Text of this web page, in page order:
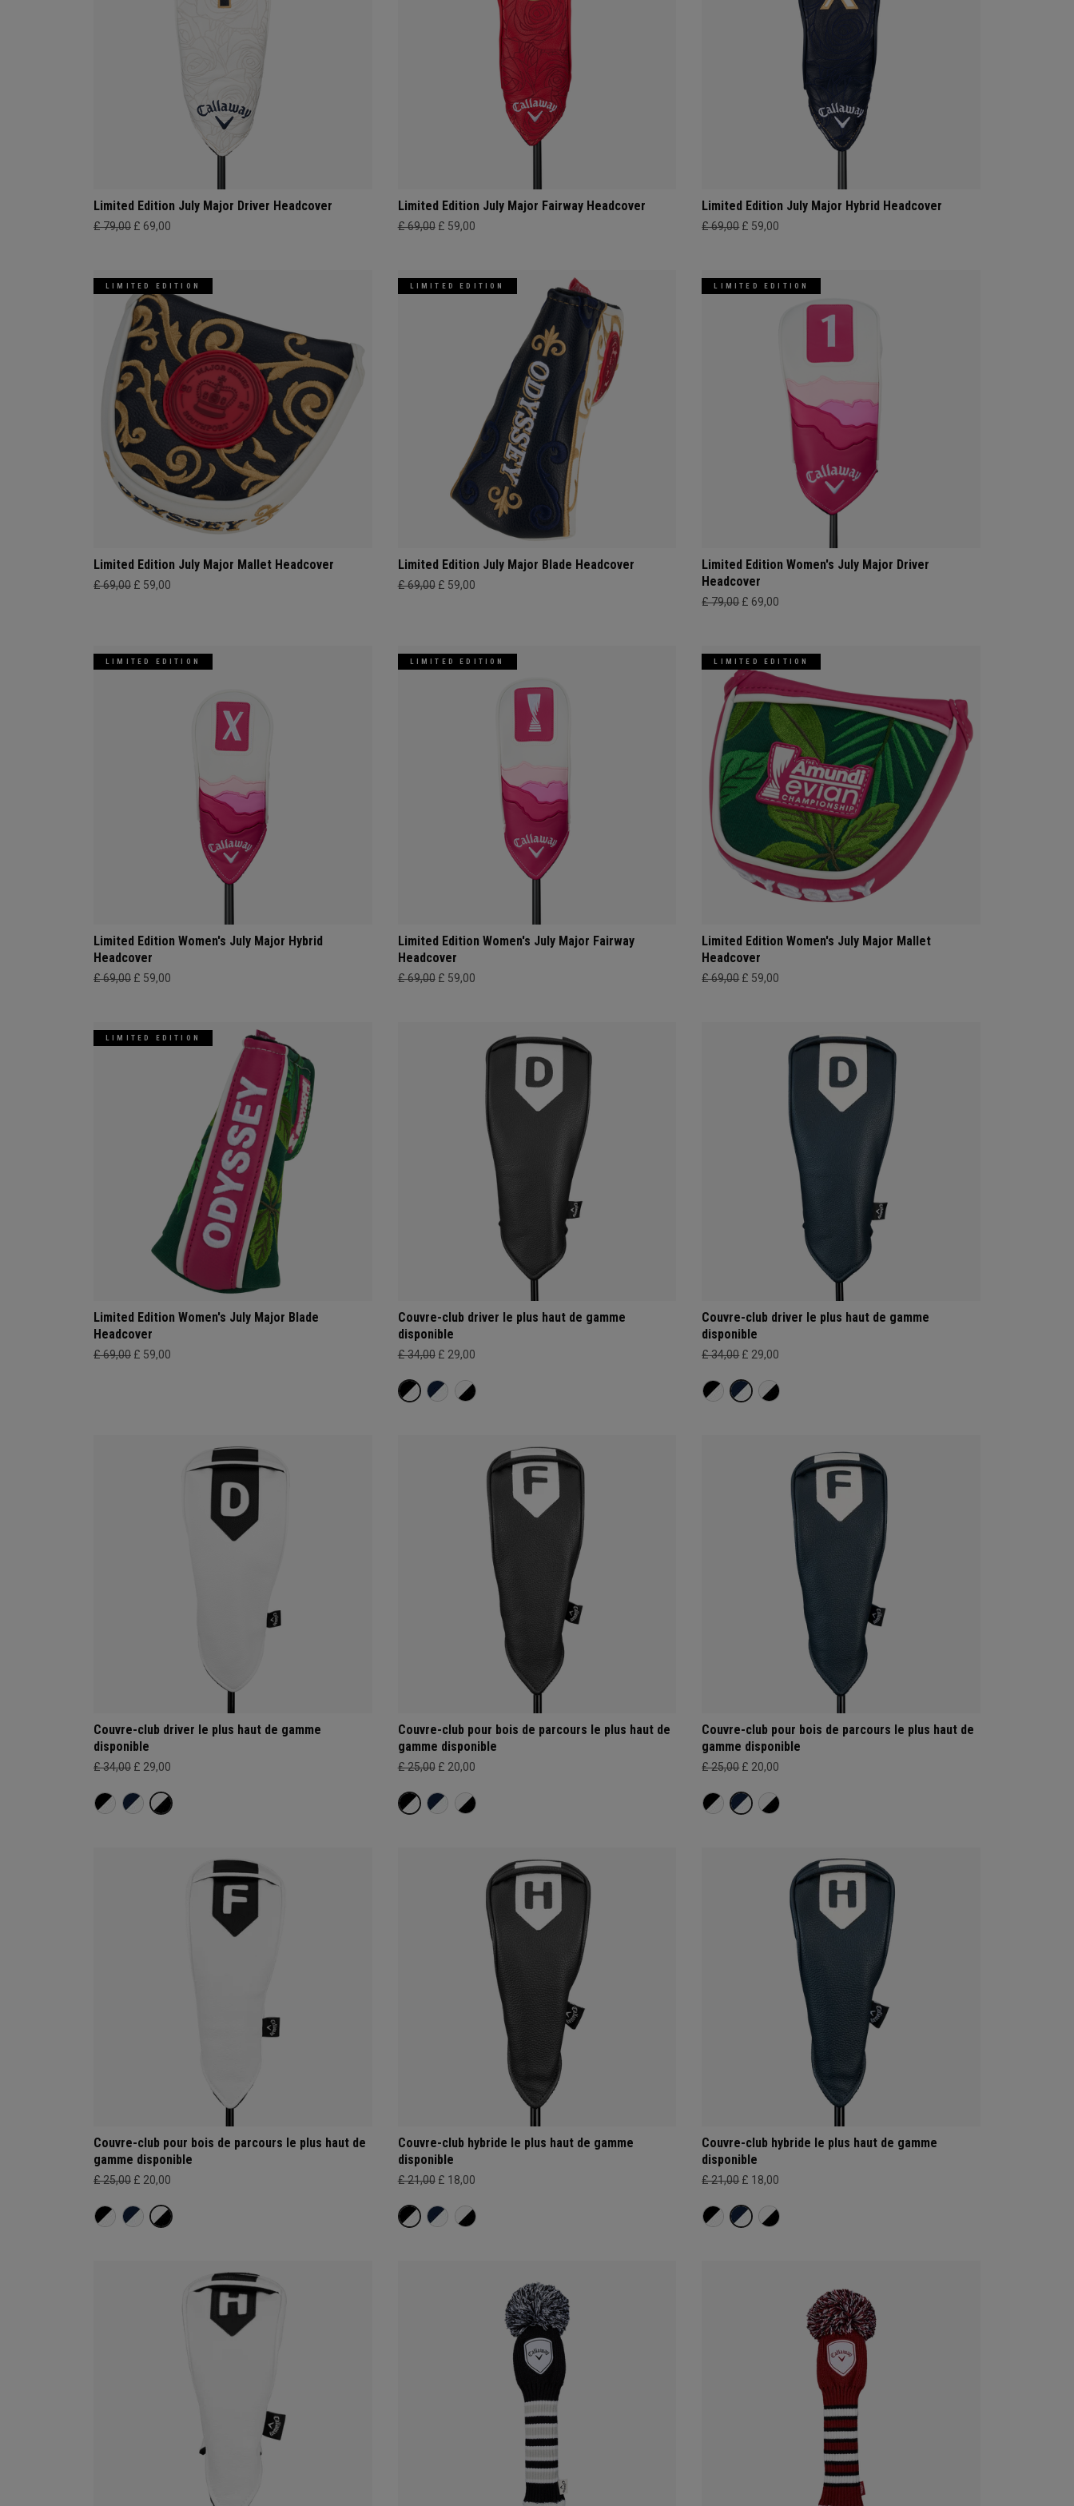
Limited Edition July Major Driver Headcover
£ 79,00 £ 69,00
Limited Edition July Major Fairway Headcover
£ 69,00 £ 59,00
Limited Edition July Major Hybrid Headcover
£ 69,00 £ 59,00
LIMITED EDITION
Limited Edition July Major Mallet Headcover
£ 69,00 £ 59,00
LIMITED EDITION
Limited Edition July Major Blade Headcover
£ 69,00 £ 59,00
LIMITED EDITION
Limited Edition Women's July Major Driver
Headcover
£ 79,00 £ 69,00
LIMITED EDITION
Limited Edition Women's July Major Hybrid
Headcover
£ 69,00 £ 59,00
LIMITED EDITION
Limited Edition Women's July Major Fairway
Headcover
£ 69,00 £ 59,00
LIMITED EDITION
Limited Edition Women's July Major Mallet
Headcover
£ 69,00 £ 59,00
LIMITED EDITION
Limited Edition Women's July Major Blade
Headcover
£ 69,00 £ 59,00
Couvre-club driver le plus haut de gamme
disponible
£ 34,00 £ 29,00
Couvre-club driver le plus haut de gamme
disponible
£ 34,00 £ 29,00
Couvre-club driver le plus haut de gamme
disponible
£ 34,00 £ 29,00
Couvre-club pour bois de parcours le plus haut de
gamme disponible
£ 25,00 £ 20,00
Couvre-club pour bois de parcours le plus haut de
gamme disponible
£ 25,00 £ 20,00
Couvre-club pour bois de parcours le plus haut de
gamme disponible
£ 25,00 £ 20,00
Couvre-club hybride le plus haut de gamme
disponible
£ 21,00 £ 18,00
Couvre-club hybride le plus haut de gamme
disponible
£ 21,00 £ 18,00